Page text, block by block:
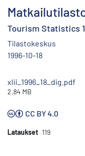
Tourism Statistics
Tilastokeskus
1996-10-18
xlii_1996_18_dig.pdf
2.84 MB
CC BY 4.0
Lataukset 119